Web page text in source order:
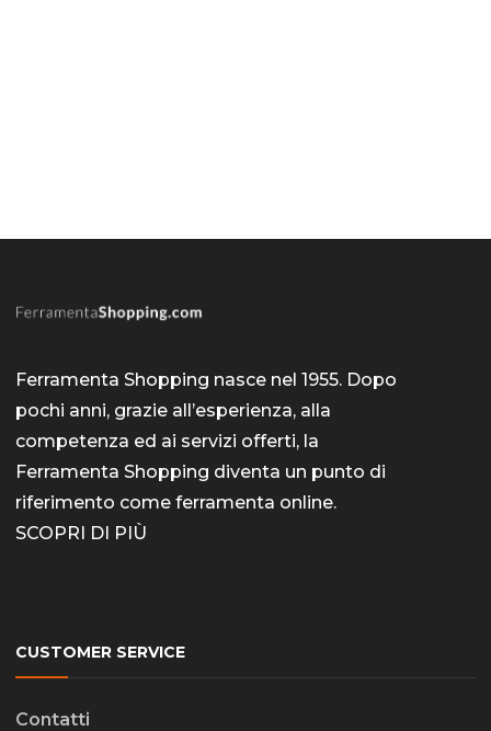
Ferramenta Shopping nasce nel 1955. Dopo
pochi anni, grazie all’esperienza, alla
competenza ed ai servizi offerti, la
Ferramenta Shopping diventa un punto di
riferimento come ferramenta online.
SCOPRI DI PIÙ
CUSTOMER SERVICE
Contatti